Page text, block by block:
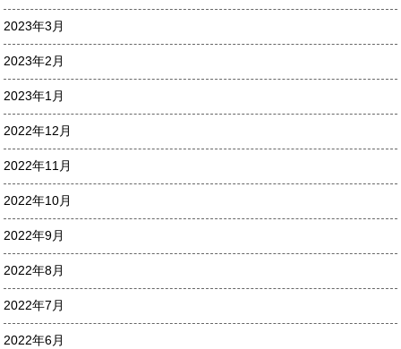
2023年3月
2023年2月
2023年1月
2022年12月
2022年11月
2022年10月
2022年9月
2022年8月
2022年7月
2022年6月